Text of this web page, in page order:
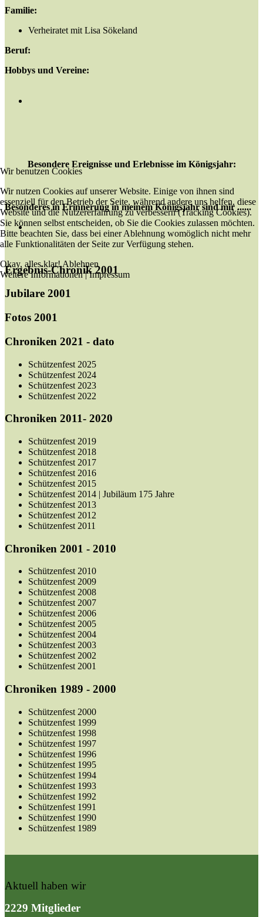
Familie:
Verheiratet mit Lisa Sökeland
Beruf:
Hobbys und Vereine:
Besondere Ereignisse und Erlebnisse im Königsjahr:
Besonderes in Erinnerung in meinem Königsjahr sind mir ......
Ergebnis-Chronik 2001
Jubilare 2001
Fotos 2001
Chroniken 2021 - dato
Schützenfest 2025
Schützenfest 2024
Schützenfest 2023
Schützenfest 2022
Chroniken 2011- 2020
Schützenfest 2019
Schützenfest 2018
Schützenfest 2017
Schützenfest 2016
Schützenfest 2015
Schützenfest 2014 | Jubiläum 175 Jahre
Schützenfest 2013
Schützenfest 2012
Schützenfest 2011
Chroniken 2001 - 2010
Schützenfest 2010
Schützenfest 2009
Schützenfest 2008
Schützenfest 2007
Schützenfest 2006
Schützenfest 2005
Schützenfest 2004
Schützenfest 2003
Schützenfest 2002
Schützenfest 2001
Chroniken 1989 - 2000
Schützenfest 2000
Schützenfest 1999
Schützenfest 1998
Schützenfest 1997
Schützenfest 1996
Schützenfest 1995
Schützenfest 1994
Schützenfest 1993
Schützenfest 1992
Schützenfest 1991
Schützenfest 1990
Schützenfest 1989
Aktuell haben wir
2229 Mitglieder
Wir benutzen Cookies
Wir nutzen Cookies auf unserer Website. Einige von ihnen sind
essenziell für den Betrieb der Seite, während andere uns helfen, diese
Website und die Nutzererfahrung zu verbessern (Tracking Cookies).
Sie können selbst entscheiden, ob Sie die Cookies zulassen möchten.
Bitte beachten Sie, dass bei einer Ablehnung womöglich nicht mehr
alle Funktionalitäten der Seite zur Verfügung stehen.
Okay, alles klar! Ablehnen
Weitere Informationen|Impressum